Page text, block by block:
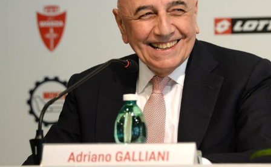
Pallanuoto
Pallamano
News
Turismo
Eventi